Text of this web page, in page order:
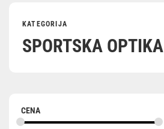
Objektivi
Sportska optika
Torbe i rančevi
KATEGORIJA
SPORTSKA OPTIKA
CENA